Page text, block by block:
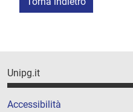
Unipg.it
Accessibilità